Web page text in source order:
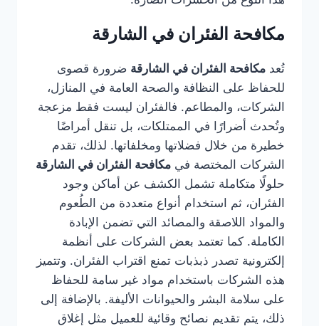
مكافحة الفئران في الشارقة
تُعد مكافحة الفئران في الشارقة ضرورة قصوى
للحفاظ على النظافة والصحة العامة في المنازل،
الشركات، والمطاعم. فالفئران ليست فقط مزعجة
وتُحدث أضرارًا في الممتلكات، بل تنقل أمراضًا
خطيرة من خلال فضلاتها ومخلفاتها. لذلك، تقدم
الشركات المختصة في مكافحة الفئران في الشارقة
حلولًا متكاملة تشمل الكشف عن أماكن وجود
الفئران، ثم استخدام أنواع متعددة من الطُعوم
والمواد اللاصقة والمصائد التي تضمن الإبادة
الكاملة. كما تعتمد بعض الشركات على أنظمة
إلكترونية تصدر ذبذبات تمنع اقتراب الفئران. وتتميز
هذه الشركات باستخدام مواد غير سامة للحفاظ
على سلامة البشر والحيوانات الأليفة. بالإضافة إلى
ذلك، يتم تقديم نصائح وقائية للعميل مثل إغلاق